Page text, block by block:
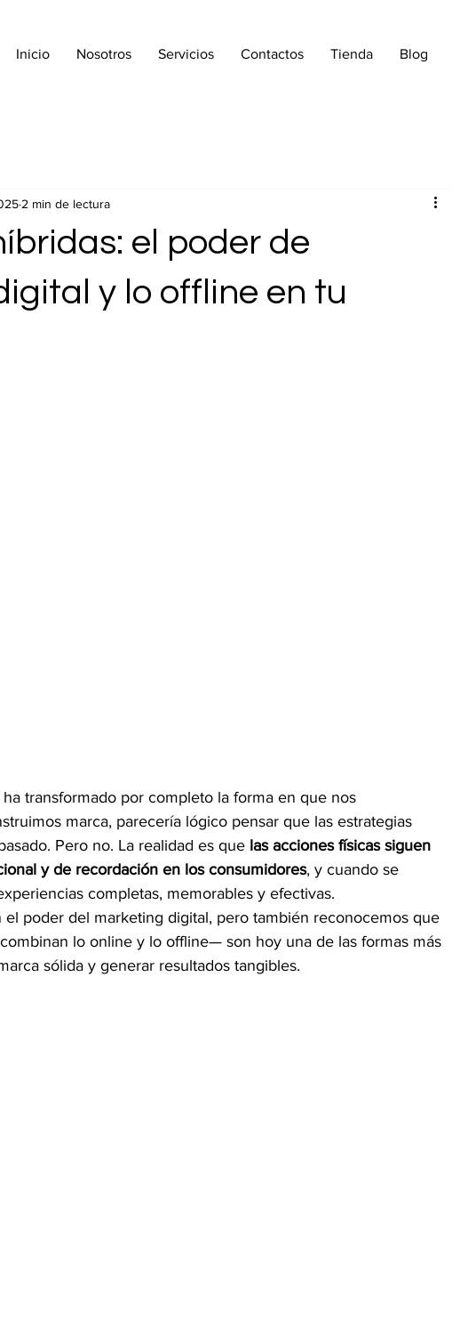
Inicio Nosotros Servicios Contactos Tienda Blog
el poder de
y lo offline en tu
2 min de lectura
transformado por completo la forma en que nos
marca, parecería lógico pensar que las estrategias
Pero no. La realidad es que las acciones físicas siguen
y de recordación en los consumidores, y cuando se
completas, memorables y efectivas.
el poder del marketing digital, pero también reconocemos que
lo online y lo offline— son hoy una de las formas más
sólida y generar resultados tangibles.